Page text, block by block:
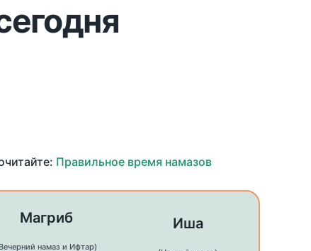
Правильное время намазов
Магриб
намаз и Ифтар)
Иша